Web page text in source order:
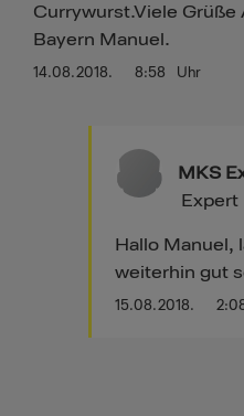
14.08.2018. 8:58 Uhr
Currywurst.Viele Grüße
Bayern Manuel.
MKS
15.08.2018.
Expert
Hallo Manuel,
weiterhin gut